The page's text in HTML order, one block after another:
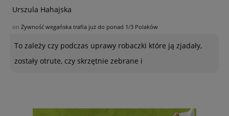
Urszula Hahajska
on Żywność wegańska trafia już do ponad 1/3 Polaków
To zależy czy podczas uprawy robaczki które ją zjadały,
zostały otrute, czy skrzętnie zebrane i